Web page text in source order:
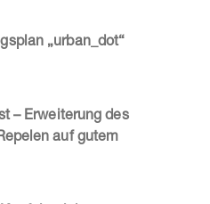
„urban_dot“
– Erweiterung des
auf gutem